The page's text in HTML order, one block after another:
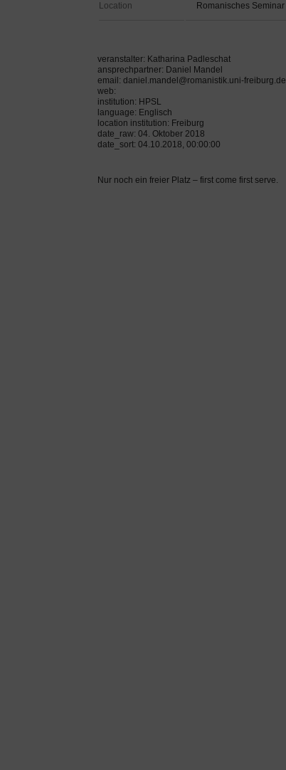
Location Romanisches Seminar
veranstalter: Katharina Padleschat
ansprechpartner: Daniel Mandel
email: daniel.mandel@romanistik.uni-freiburg.de
web:
institution: HPSL
language: Englisch
location institution: Freiburg
date_raw: 04. Oktober 2018
date_sort: 04.10.2018, 00:00:00
Nur noch ein freier Platz – first come first serve.